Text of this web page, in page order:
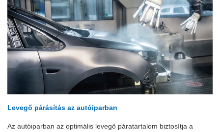
Levegő párásítás az autóiparban
Az autóiparban az optimális levegő páratartalom biztosítja a